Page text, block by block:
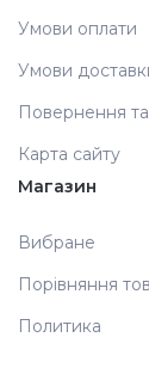
Умови оплати
Умови
Повернення та
Карта сайту
Магазин
Вибране
Порівняння
Политика